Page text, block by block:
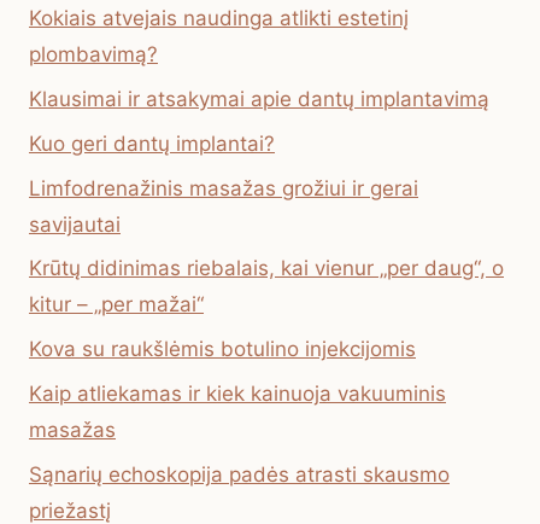
Kokiais atvejais naudinga atlikti estetinį
plombavimą?
Klausimai ir atsakymai apie dantų implantavimą
Kuo geri dantų implantai?
Limfodrenažinis masažas grožiui ir gerai
savijautai
Krūtų didinimas riebalais, kai vienur „per daug“, o
kitur – „per mažai“
Kova su raukšlėmis botulino injekcijomis
Kaip atliekamas ir kiek kainuoja vakuuminis
masažas
Sąnarių echoskopija padės atrasti skausmo
priežastį